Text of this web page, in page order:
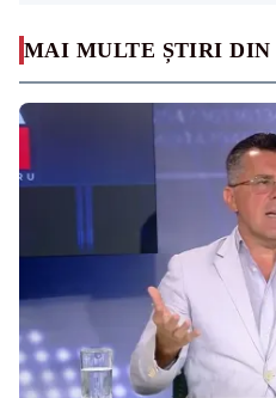
MAI MULTE ȘTIRI DIN